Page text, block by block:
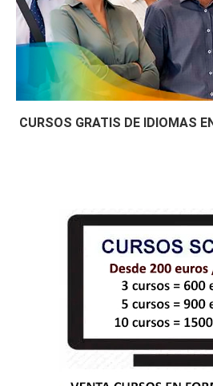
CURSOS GRATIS DE IDIOMAS